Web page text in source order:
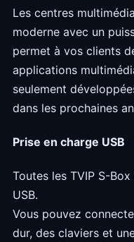
Les centres
moderne avec un
permet à vos clients
applications
seulement
dans les prochaines
Prise en charge USB
Toutes les TVIP S-
USB.
Vous pouvez
dur, des claviers et